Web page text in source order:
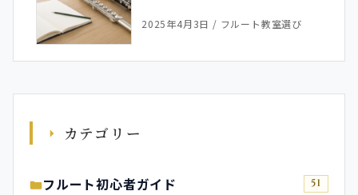
2025年4月3日 / フルート教室選び
カテゴリー
フルート初心者ガイド 51